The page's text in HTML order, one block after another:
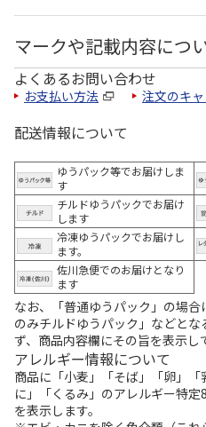
マークや記載内容につ
よくあるお問い合わせ
お支払い方法 注文のキ
配送情報について
ゆうパック等でお届けしま
す
チルドゆうパックでお届け
します
冷凍ゆうパックでお届けし
ます。
佐川急便でのお届けとなり
ます
なお、「普通ゆうパック」の場
のみチルドゆうパック」などと
ず、商品内容欄にその旨を表示し
アレルギー情報について
商品に「小麦」「そば」「卵」
に」「くるみ」のアレルギー特
を表示します。